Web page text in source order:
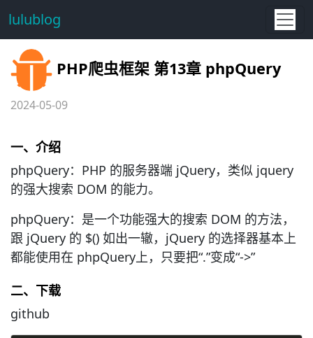
lulublog
PHP爬虫框架 第13章 phpQuery
2024-05-09
一、介绍
phpQuery：PHP 的服务器端 jQuery，类似 jquery
的强大搜索 DOM 的能力。
phpQuery：是一个功能强大的搜索 DOM 的方法，
跟 jQuery 的 $() 如出一辙，jQuery 的选择器基本上
都能使用在 phpQuery上，只要把“.”变成“->”
二、下载
github